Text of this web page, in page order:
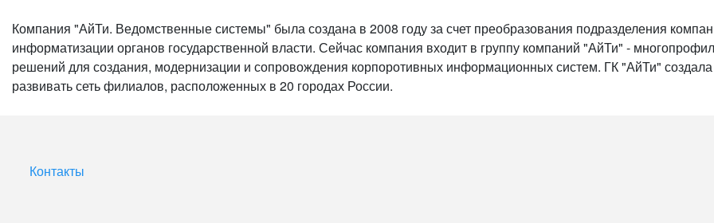
Компания "АйТи. Ведомственные системы" была создана в 2008 году за счет преобразования подразделения
информатизации органов государственной власти. Сейчас компания входит в группу компаний "АйТи" -
решений для создания, модернизации и сопровождения корпоротивных информационных систем. ГК "АйТи"
развивать сеть филиалов, расположенных в 20 городах России.
Контакты